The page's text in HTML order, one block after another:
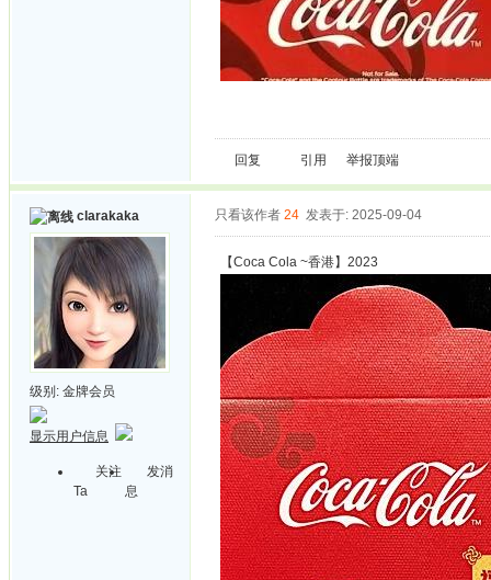
回复 引用 举报顶端
clarakaka
级别: 金牌会员
显示用户信息
关注
Ta
发消
息
只看该作者 24 发表于: 2025-09-04
【Coca Cola ~香港】2023